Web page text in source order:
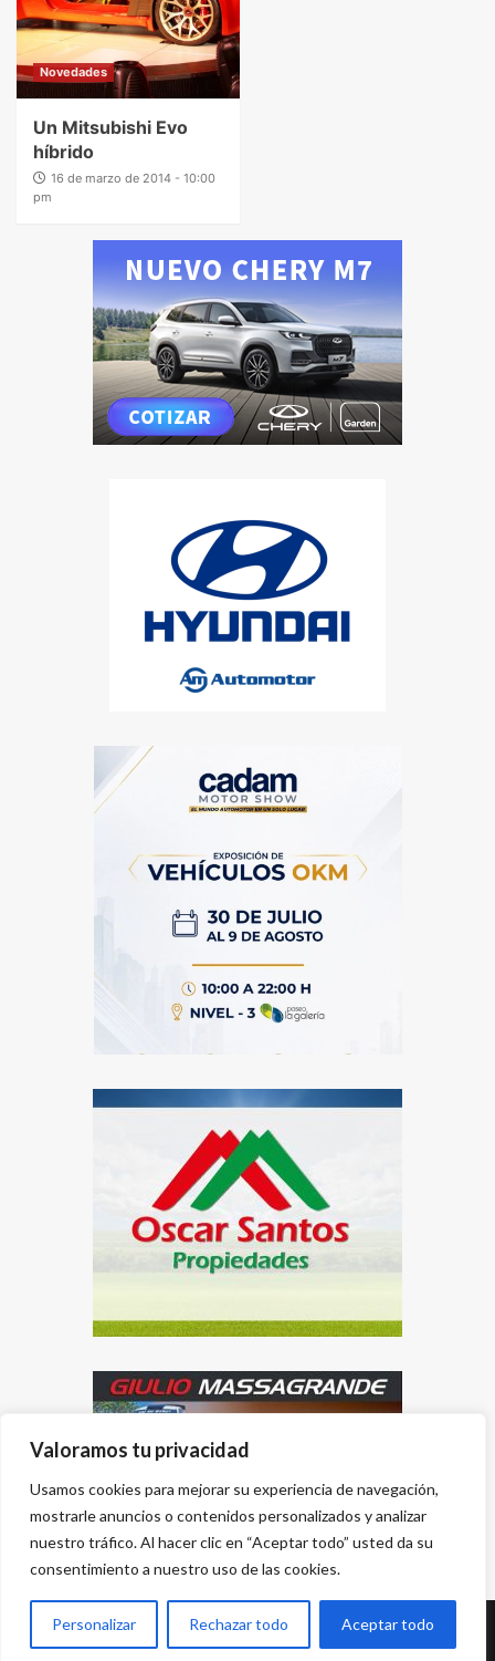
Valoramos tu privacidad
Usamos cookies para mejorar su experiencia de navegación,
mostrarle anuncios o contenidos personalizados y analizar
nuestro tráfico. Al hacer clic en “Aceptar todo” usted da su
consentimiento a nuestro uso de las cookies.
Personalizar Rechazar todo Aceptar todo
Novedades
Un Mitsubishi Evo
híbrido
16 de marzo de 2014 - 10:00
pm
Desarrollado por